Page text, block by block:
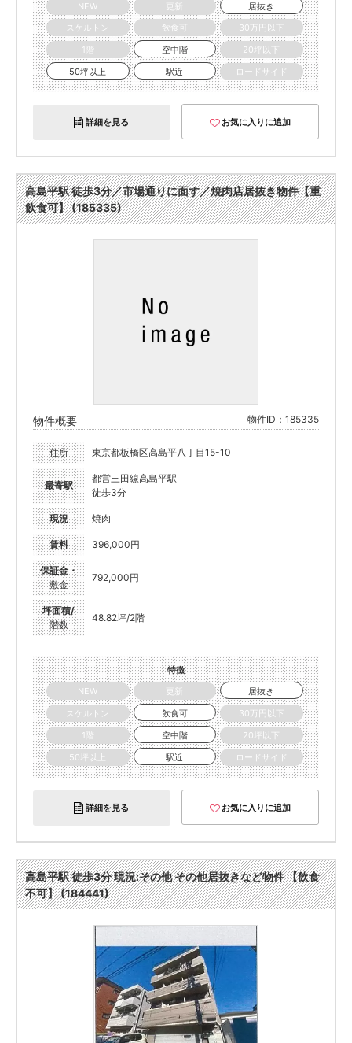
NEW
更新
居抜き
スケルトン
飲食可
30万円以下
1階
空中階
20坪以下
50坪以上
駅近 ロードサイド
詳細を見る お気に入りに追加
高島平駅 徒歩3分／市場通りに面す／焼肉店居抜き物件【重
飲食可】 (185335)
物件概要 物件ID：185335
住所 東京都板橋区高島平八丁目15-10
最寄駅
都営三田線高島平駅
徒歩3分
現況 焼肉
賃料 396,000円
保証金・
敷金
792,000円
坪面積/
階数
48.82坪/2階
特徴
NEW
更新
居抜き
スケルトン
飲食可
30万円以下
1階
空中階
20坪以下
50坪以上
駅近 ロードサイド
詳細を見る お気に入りに追加
高島平駅 徒歩3分 現況:その他 その他居抜きなど物件 【飲食
不可】 (184441)